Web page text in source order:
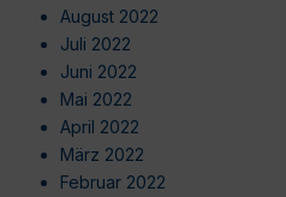
August 2022
Juli 2022
Juni 2022
Mai 2022
April 2022
März 2022
Februar 2022